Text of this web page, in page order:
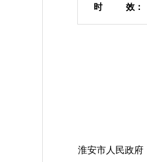
时 效：
淮安市人民政府